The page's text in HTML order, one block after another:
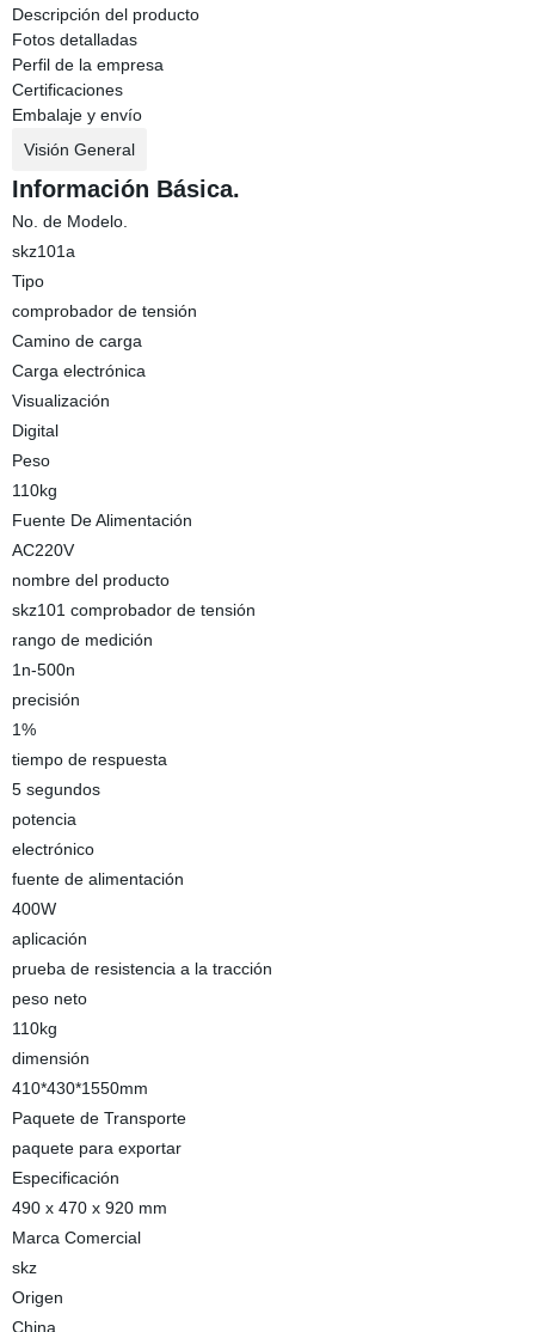
Descripción del producto
Fotos detalladas
Perfil de la empresa
Certificaciones
Embalaje y envío
Visión General
Información Básica.
No. de Modelo.
skz101a
Tipo
comprobador de tensión
Camino de carga
Carga electrónica
Visualización
Digital
Peso
110kg
Fuente De Alimentación
AC220V
nombre del producto
skz101 comprobador de tensión
rango de medición
1n-500n
precisión
1%
tiempo de respuesta
5 segundos
potencia
electrónico
fuente de alimentación
400W
aplicación
prueba de resistencia a la tracción
peso neto
110kg
dimensión
410*430*1550mm
Paquete de Transporte
paquete para exportar
Especificación
490 x 470 x 920 mm
Marca Comercial
skz
Origen
China